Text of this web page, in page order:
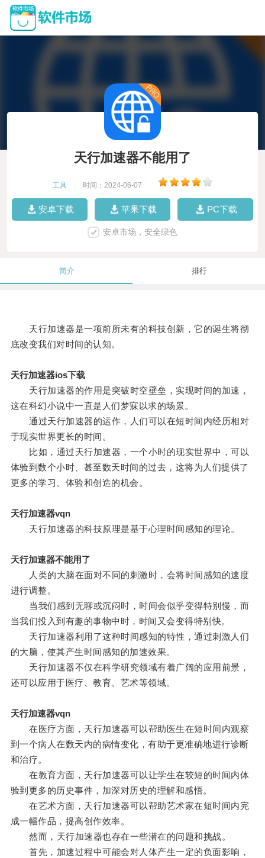
天行加速器不能用了
工具 时间：2024-06-07
安卓下载 苹果下载 PC下载
安卓市场，安全绿色
简介 排行
天行加速器是一项前所未有的科技创新，它的诞生将彻
底改变我们对时间的认知。
天行加速器ios下载
天行加速器的作用是突破时空壁垒，实现时间的加速，
这在科幻小说中一直是人们梦寐以求的场景。
通过天行加速器的运作，人们可以在短时间内经历相对
于现实世界更长的时间。
比如，通过天行加速器，一个小时的现实世界中，可以
体验到数个小时、甚至数天时间的过去，这将为人们提供了
更多的学习、体验和创造的机会。
天行加速器vqn
天行加速器的科技原理是基于心理时间感知的理论。
天行加速器不能用了
人类的大脑在面对不同的刺激时，会将时间感知的速度
进行调整。
当我们感到无聊或沉闷时，时间会似乎变得特别慢，而
当我们投入到有趣的事物中时，时间又会变得特别快。
天行加速器利用了这种时间感知的特性，通过刺激人们
的大脑，使其产生时间感知的加速效果。
天行加速器不仅在科学研究领域有着广阔的应用前景，
还可以应用于医疗、教育、艺术等领域。
天行加速器vqn
在医疗方面，天行加速器可以帮助医生在短时间内观察
到一个病人在数天内的病情变化，有助于更准确地进行诊断
和治疗。
在教育方面，天行加速器可以让学生在较短的时间内体
验到更多的历史事件，加深对历史的理解和感悟。
在艺术方面，天行加速器可以帮助艺术家在短时间内完
成一幅作品，提高创作效率。
然而，天行加速器也存在一些潜在的问题和挑战。
首先，加速过程中可能会对人体产生一定的负面影响，